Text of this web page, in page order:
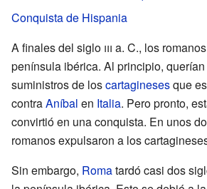
Conquista de Hispania
A finales del siglo iii a. C., los
península ibérica. Al principio,
suministros de loscartaginesesque
contraAníbal en Italia. Pero pronto,
convirtió en una conquista. En unos
romanos expulsaron a los
Sin embargo, Romatardó casi dos